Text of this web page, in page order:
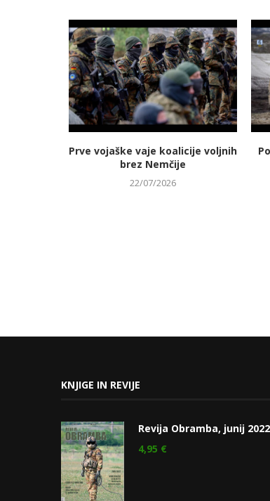
Prve vojaške vaje koalicije voljnih
brez Nemčije
22/07/2026
KNJIGE IN REVIJE
Revija Obramba, junij 2022
4,95 €